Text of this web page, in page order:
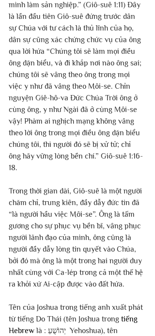
mình làm sản nghiệp.” (Giô-suê 1:11) Đây
là lần đầu tiên Giô-suê đứng trước dân
sự Chúa với tư cách là thủ lĩnh của họ,
dân sự cũng xác chứng chức vụ của ông
qua lời hứa “Chúng tôi sẽ làm mọi điều
ông dặn biểu, và đi khắp nơi nào ông sai;
chúng tôi sẽ vâng theo ông trong mọi
việc y như đã vâng theo Môi-se. Chỉn
nguyện Giê-hô-va Đức Chúa Trời ông ở
cùng ông, y như Ngài đã ở cùng Môi-se
vậy! Phàm ai nghịch mạng không vâng
theo lời ông trong mọi điều ông dặn biểu
chúng tôi, thì người đó sẽ bị xử tử; chỉ
ông hãy vững lòng bền chí.” Giô-suê 1:16-
18.
Trong thời gian dài, Giô-suê là một người
chăm chỉ, trung kiên, đầy dẫy đức tin đã
“là người hầu việc Môi-se”. Ông là tấm
gương cho sự phục vụ bền bĩ, vâng phục
người lãnh đạo của mình, ông cũng là
người đầy dẫy lòng tin quyết vào Chúa,
bởi đó mà ông là một trong hai người duy
nhất cùng với Ca-lép trong cả một thế hệ
ra khỏi xứ Ai-cập được vào đất hứa.
Tên của Joshua trong tiếng anh xuất phát
từ tiếng Do Thái (tên Joshua trong tiếng
Hebrew là : יְהוֹשֻׁעַ  Yehoshua), tên